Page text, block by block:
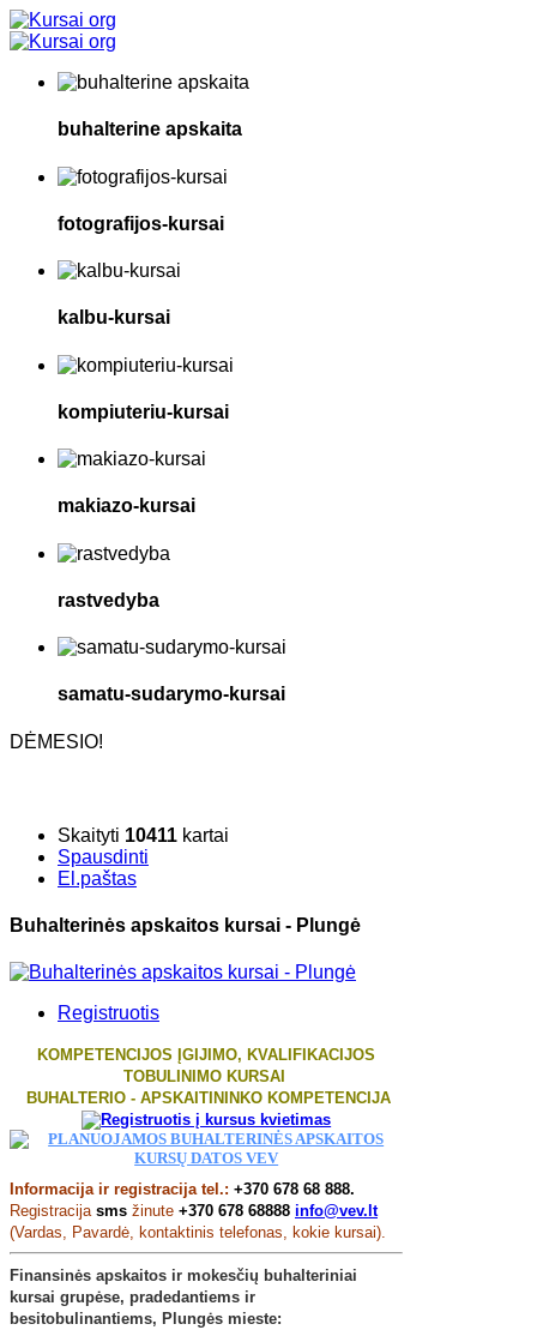
buhalterine apskaita
fotografijos-kursai
kalbu-kursai
kompiuteriu-kursai
makiazo-kursai
rastvedyba
samatu-sudarymo-kursai
DĖMESIO!
Skaityti 10411 kartai
Spausdinti
El.paštas
Buhalterinės apskaitos kursai - Plungė
Registruotis
KOMPETENCIJOS ĮGIJIMO, KVALIFIKACIJOS
TOBULINIMO KURSAI
BUHALTERIO - APSKAITININKO KOMPETENCIJA
Informacija ir registracija tel.: +370 678 68 888.
Registracija sms žinute +370 678 68888 info@vev.lt
(Vardas, Pavardė, kontaktinis telefonas, kokie kursai).
Finansinės apskaitos ir mokesčių buhalteriniai
kursai grupėse, pradedantiems ir
besitobulinantiems, Plungės mieste: